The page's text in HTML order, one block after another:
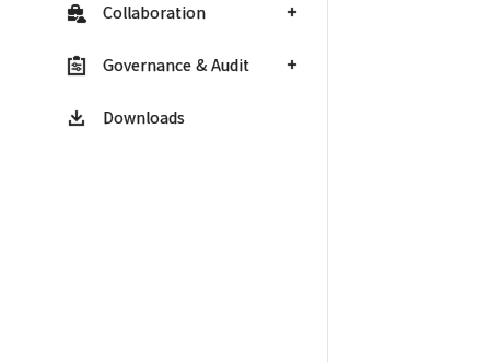
Collaboration
Governance & Audit
Downloads